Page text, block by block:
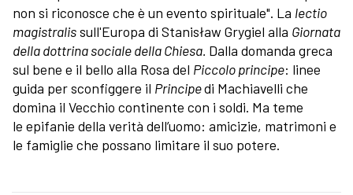
non si riconosce che è un evento spirituale". La lectio
magistralissull'Europa di Stanisław Grygiel alla Giornata
della dottrina sociale della Chiesa. Dalla domanda greca
sul bene e il bello alla Rosa del Piccolo principe: linee
guida per sconfiggere il Principedi Machiavelli che
domina il Vecchio continente con i soldi. Ma teme
le epifanie della verità dell’uomo: amicizie, matrimoni e
le famiglie che possano limitare il suo potere.